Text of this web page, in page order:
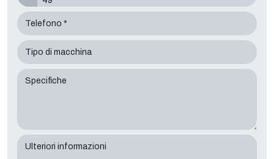
Telefono *
Tipo di macchina
Specifiche
Ulteriori informazioni